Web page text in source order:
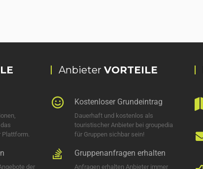
Plattform.
der
Anbieter VORTEILE
Kostenloser Grundeintrag
Dauerhaft und kostenlos als
touristischer Anbieter bei groupedia
für Gruppen sichbar sein!
Gruppenanfragen erhalten
Anfragen erhalten Anbieter immer